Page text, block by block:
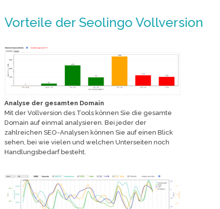
Vorteile der Seolingo Vollversion
Analyse der gesamten Domain
Mit der Vollversion des Tools können Sie die gesamte
Domain auf einmal analysieren. Bei jeder der
zahlreichen SEO-Analysen können Sie auf einen Blick
sehen, bei wie vielen und welchen Unterseiten noch
Handlungsbedarf besteht.